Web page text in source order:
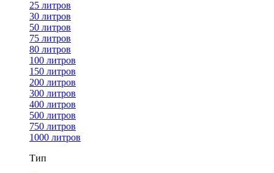
25 литров
30 литров
50 литров
75 литров
80 литров
100 литров
150 литров
200 литров
300 литров
400 литров
500 литров
750 литров
1000 литров
Тип